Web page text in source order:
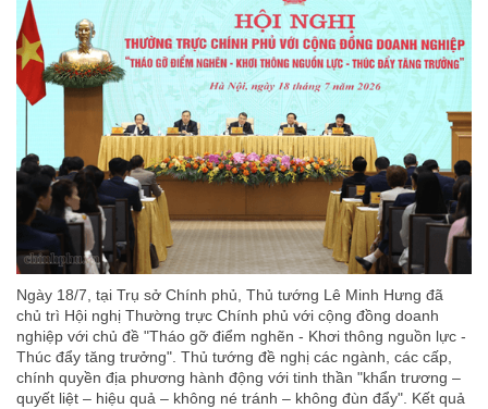
Ngày 18/7, tại Trụ sở Chính phủ, Thủ tướng Lê Minh Hưng đã
chủ trì Hội nghị Thường trực Chính phủ với cộng đồng doanh
nghiệp với chủ đề "Tháo gỡ điểm nghẽn - Khơi thông nguồn lực -
Thúc đẩy tăng trưởng". Thủ tướng đề nghị các ngành, các cấp,
chính quyền địa phương hành động với tinh thần "khẩn trương –
quyết liệt – hiệu quả – không né tránh – không đùn đẩy". Kết quả